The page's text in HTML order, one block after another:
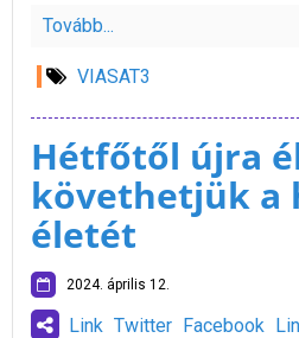
Tovább...
VIASAT3
Hétfőtől újra
követhetjük a
életét
2024. április 12.
Link Twitter Facebook